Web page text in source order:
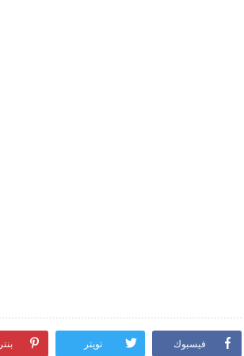
فيسبوك تويتر